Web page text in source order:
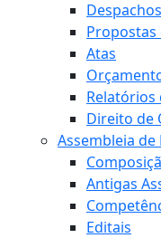
Despachos
Propostas
Atas
Relatórios
Direito de
Assembleia de
Antigas
Editais